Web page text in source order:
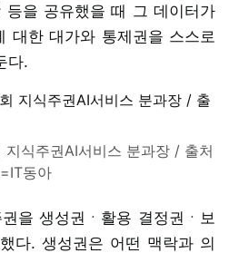
을 공유했을 때 그 데이터가
대한 대가와 통제권을 스스로
다.
식주권AI서비스 분과장 / 출처
=IT동아
을 생성권ㆍ활용 결정권ㆍ보
다. 생성권은 어떤 맥락과 의